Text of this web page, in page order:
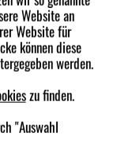
Website an
Website für
können diese
werden.
zu finden.
"Auswahl